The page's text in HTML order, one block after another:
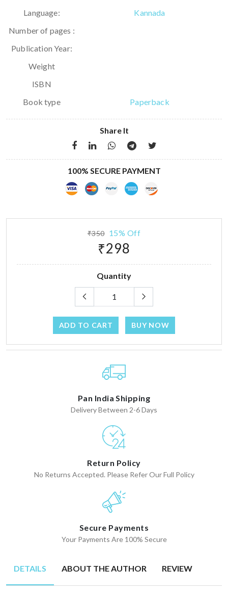
Language:
Kannada
Number of pages :
Publication Year:
Weight
ISBN
Book type
Paperback
Share It
100% SECURE PAYMENT
₹350 15% Off
₹298
Quantity
ADD TO CART BUY NOW
Pan India Shipping
Delivery Between 2-6 Days
Return Policy
No Returns Accepted. Please Refer Our Full Policy
Secure Payments
Your Payments Are 100% Secure
DETAILS ABOUT THE AUTHOR REVIEW